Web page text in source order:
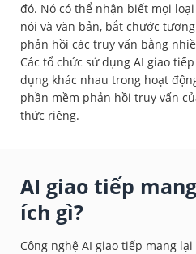
đó. Nó có thể nhận biết mọi
nói và văn bản, bắt chước
phản hồi các truy vấn bằng
Các tổ chức sử dụng AI giao
dụng khác nhau trong hoạt
phần mềm phản hồi truy vấn
thức riêng.
AI giao tiếp
ích gì?
Công nghệ AI giao tiếp mang